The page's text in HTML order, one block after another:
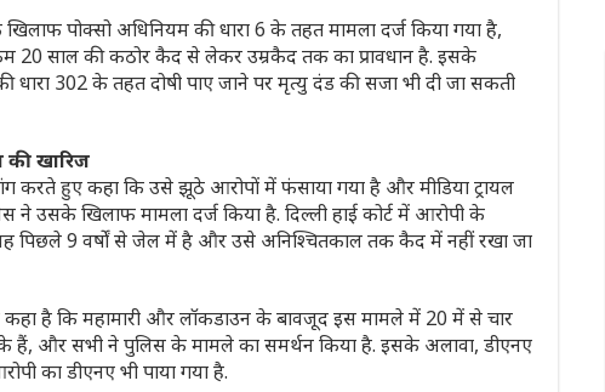
पोक्सो अधिनियम की धारा 6 के तहत मामला दर्ज किया गया है,
साल की कठोर कैद से लेकर उम्रकैद तक का प्रावधान है. इसके
धारा 302 के तहत दोषी पाए जाने पर मृत्यु दंड की सजा भी दी जा सकती
की खारिज
करते हुए कहा कि उसे झूठे आरोपों में फंसाया गया है और मीडिया ट्रायल
उसके खिलाफ मामला दर्ज किया है. दिल्ली हाई कोर्ट में आरोपी के
पिछले 9 वर्षों से जेल में है और उसे अनिश्चितकाल तक कैद में नहीं रखा जा
कहा है कि महामारी और लॉकडाउन के बावजूद इस मामले में 20 में से चार
हैं, और सभी ने पुलिस के मामले का समर्थन किया है. इसके अलावा, डीएनए
का डीएनए भी पाया गया है.